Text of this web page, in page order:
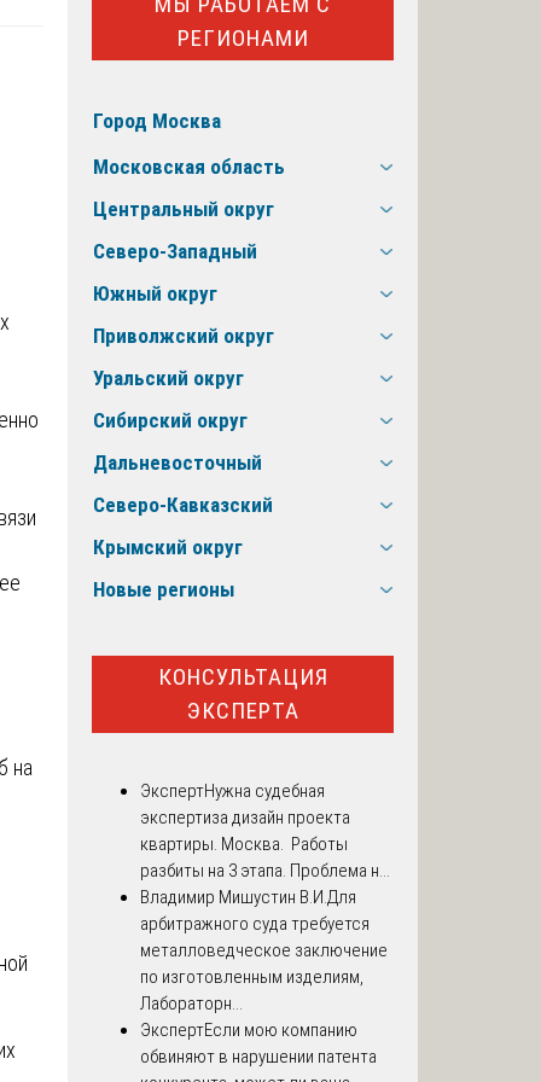
на
РЕГИОНАМИ
Город Москва
Московская область
Центральный округ
Северо-Западный
Южный округ
Приволжский округ
Уральский округ
Сибирский округ
Дальневосточный
Северо-Кавказский
Крымский округ
Новые регионы
КОНСУЛЬТАЦИЯ
ЭКСПЕРТА
ЭкспертНужна судебная
экспертиза дизайн проекта
квартиры. Москва. Работы
разбиты на 3 этапа. Проблема н...
Владимир Мишустин В.И.Для
арбитражного суда требуется
металловедческое заключение
по изготовленным изделиям,
Лабораторн...
ЭкспертЕсли мою компанию
обвиняют в нарушении патента